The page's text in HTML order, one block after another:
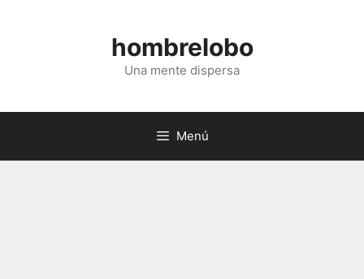
hombrelobo
Una mente dispersa
Menú